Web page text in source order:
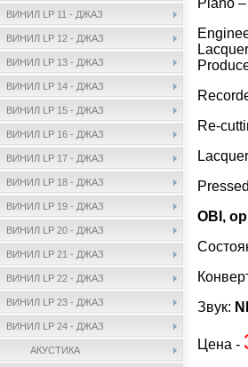
ВИНИЛ LP 11 - ДЖАЗ
ВИНИЛ LP 12 - ДЖАЗ
ВИНИЛ LP 13 - ДЖАЗ
ВИНИЛ LP 14 - ДЖАЗ
ВИНИЛ LP 15 - ДЖАЗ
ВИНИЛ LP 16 - ДЖАЗ
ВИНИЛ LP 17 - ДЖАЗ
ВИНИЛ LP 18 - ДЖАЗ
ВИНИЛ LP 19 - ДЖАЗ
ВИНИЛ LP 20 - ДЖАЗ
ВИНИЛ LP 21 - ДЖАЗ
ВИНИЛ LP 22 - ДЖАЗ
ВИНИЛ LP 23 - ДЖАЗ
ВИНИЛ LP 24 - ДЖАЗ
АКУСТИКА
Re-
OBI,
Звук:
Цена -